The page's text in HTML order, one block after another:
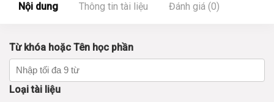
Nội dung Thông tin tài liệu Đánh giá (0)
Từ khóa hoặc Tên học phần
Loại tài liệu